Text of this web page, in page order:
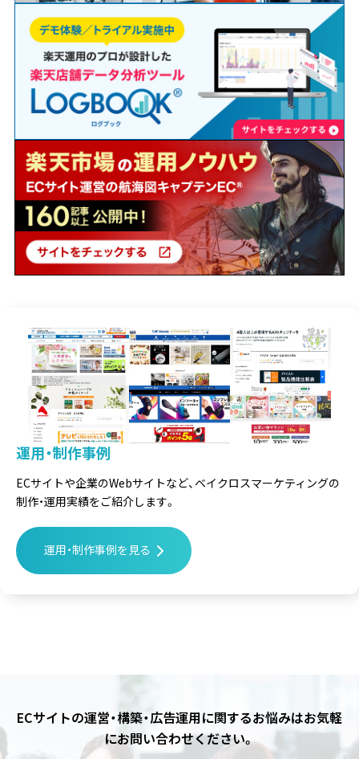
運用・制作事例
ECサイトや企業のWebサイトなど、 ベイクロスマーケティングの
制作・運用実績をご紹介します。
運用・制作事例を見る
ECサイトの運営・構築・広告運用に関するお悩みはお気軽
にお問い合わせください。